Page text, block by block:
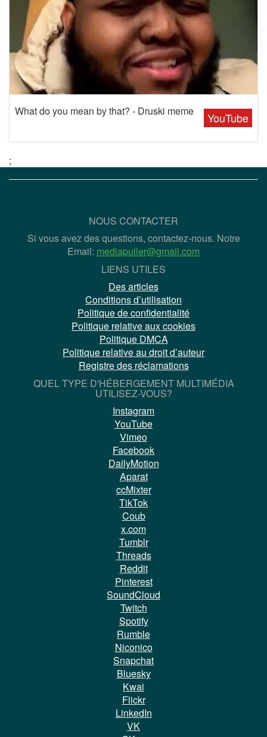
YouTube
What do you mean by that? - Druski meme
;
NOUS CONTACTER
Si vous avez des questions, contactez-nous. Notre
Email: mediapuller@gmail.com
LIENS UTILES
Des articles
Conditions d’utilisation
Politique de confidentialité
Politique relative aux cookies
Politique DMCA
Politique relative au droit d’auteur
Registre des réclamations
QUEL TYPE D'HÉBERGEMENT MULTIMÉDIA
UTILISEZ-VOUS?
Instagram
YouTube
Vimeo
Facebook
DailyMotion
Aparat
ccMixter
TikTok
Coub
x.com
Tumblr
Threads
Reddit
Pinterest
SoundCloud
Twitch
Spotify
Rumble
Niconico
Snapchat
Bluesky
Kwai
Flickr
LinkedIn
VK